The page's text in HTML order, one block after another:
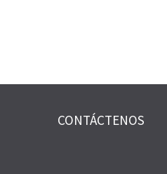
CONTÁCTENOS